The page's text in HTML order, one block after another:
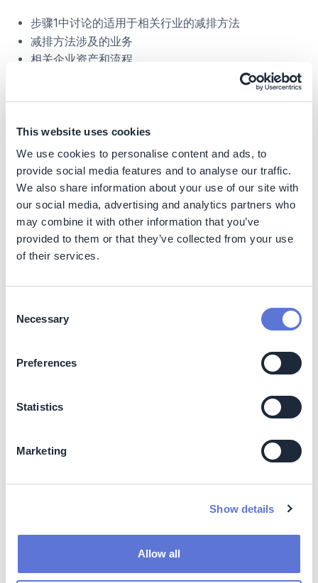
This website uses cookies
We use cookies to personalise content and ads, to
provide social media features and to analyse our traffic.
We also share information about your use of our site with
our social media, advertising and analytics partners who
may combine it with other information that you’ve
provided to them or that they’ve collected from your use
of their services.
Selection
Necessary
Preferences
Statistics
Marketing
Show details
Allow all
步骤1中讨论的适用于相关行业的减排方法
减排方法涉及的业务
相关企业资产和流程
中：3-5年后投入使用
低：约7-10年后可投入使用
产和流程制表。资料来源：BCG分析和案例经验。
利用图5审视贵企业的运营情况，将有助于识别重点利用哪
些资产和脱碳策略来减少其范围1-2排放。
放，利用诸如使用回收废料、回收废热和实施碳捕获等策